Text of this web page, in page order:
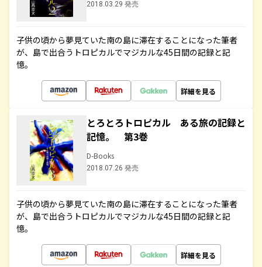
2018.03.29 発売
子供の頃から夢見ていた南の島に滞在することになった筆者
が、島で出合うトロピカルでマジカルな45日間の記録と記
憶。
詳細を見る
とろとろトロピカル ある旅の記録と
記憶。 第3巻
D-Books
2018.07.26 発売
子供の頃から夢見ていた南の島に滞在することになった筆者
が、島で出合うトロピカルでマジカルな45日間の記録と記
憶。
詳細を見る